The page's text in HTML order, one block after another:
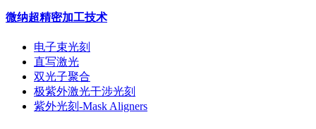
微纳超精密加工技术
电子束光刻
直写激光
双光子聚合
极紫外激光干涉光刻
紫外光刻-Mask Aligners